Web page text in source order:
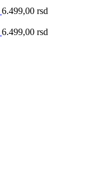
6.499,00 rsd
6.499,00 rsd